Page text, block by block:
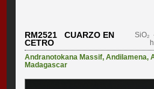
RM2521 CUARZO EN
CETRO
SiO₂
Andranotokana Massif,Andilamena,
Madagascar